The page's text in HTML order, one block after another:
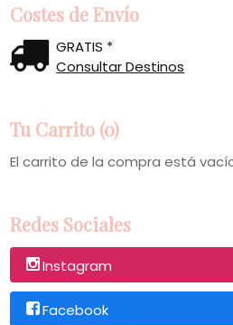
Costes de Envío
GRATIS *
Consultar Destinos
Tu Carrito (0)
El carrito de la compra está
Redes Sociales
Instagram
Facebook